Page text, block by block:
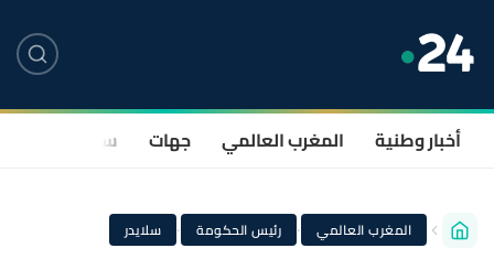
أخبار وطنية المغرب العالمي جهات سياسة
المغرب العالمي · رئيس الحكومة · سلايدر